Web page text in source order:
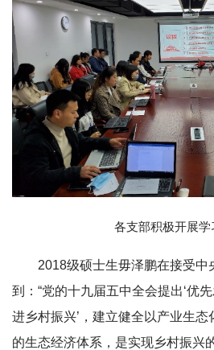
各支部积极开展学
2018级硕士生毋泽鹏在接受中
到：“党的十九届五中全会提出‘优
进乡村振兴’，建立健全以产业生
的生态经济体系，是实现乡村振兴